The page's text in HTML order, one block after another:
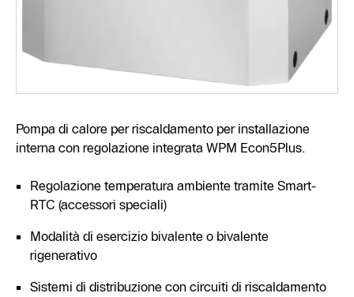
Pompa di calore per riscaldamento per installazione
interna con regolazione integrata WPM Econ5Plus.
Regolazione temperatura ambiente tramite Smart-
RTC (accessori speciali)
Modalità di esercizio bivalente o bivalente
rigenerativo
Sistemi di distribuzione con circuiti di riscaldamento